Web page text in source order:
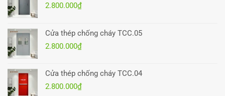
2.800.000₫
Cửa thép chống cháy TCC.05
2.800.000₫
Cửa thép chống cháy TCC.04
2.800.000₫